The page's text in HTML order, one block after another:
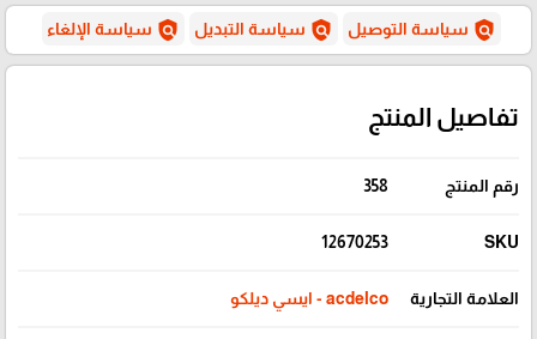
policy سياسة التوصيل policy سياسة التبديل policy سياسة الإلغاء
تفاصيل المنتج
رقم المنتج 358
SKU
12670253
العلامة التجارية acdelco - ايسي ديلكو